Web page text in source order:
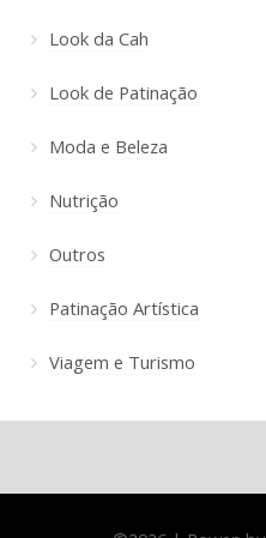
Look da Cah
Look de Patinação
Moda e Beleza
Nutrição
Outros
Patinação Artística
Viagem e Turismo